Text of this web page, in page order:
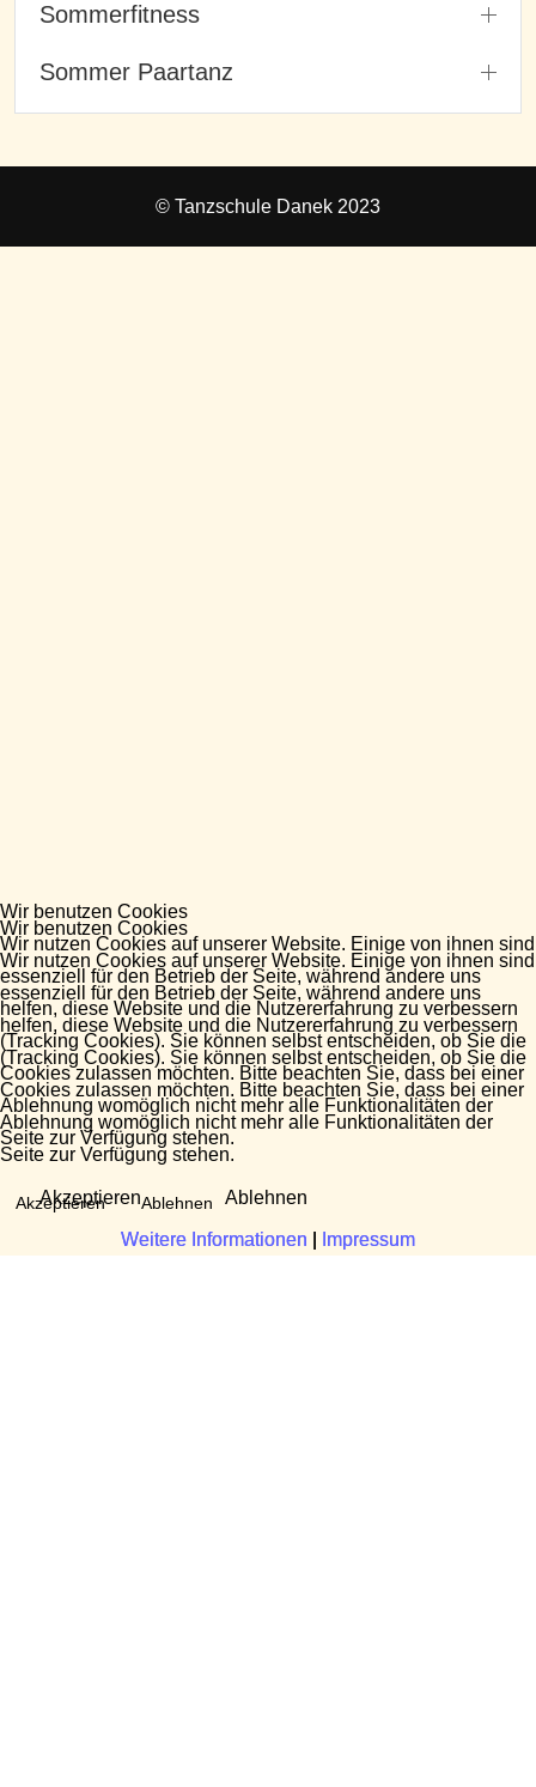
Wir benutzen Cookies
Wir nutzen Cookies auf unserer Website. Einige von ihnen sind
essenziell für den Betrieb der Seite, während andere uns
helfen, diese Website und die Nutzererfahrung zu verbessern
(Tracking Cookies). Sie können selbst entscheiden, ob Sie die
Cookies zulassen möchten. Bitte beachten Sie, dass bei einer
Ablehnung womöglich nicht mehr alle Funktionalitäten der
Seite zur Verfügung stehen.
Akzeptieren Ablehnen
Weitere Informationen Impressum
Sommerfitness
Sommer Paartanz
© Tanzschule Danek 2023
Wir benutzen Cookies
Wir nutzen Cookies auf unserer Website. Einige von ihnen sind
essenziell für den Betrieb der Seite, während andere uns
helfen, diese Website und die Nutzererfahrung zu verbessern
(Tracking Cookies). Sie können selbst entscheiden, ob Sie die
Cookies zulassen möchten. Bitte beachten Sie, dass bei einer
Ablehnung womöglich nicht mehr alle Funktionalitäten der
Seite zur Verfügung stehen.
Akzeptieren Ablehnen
Weitere Informationen Impressum